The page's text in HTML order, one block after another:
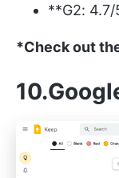
**G2: 4.7/
*Check out